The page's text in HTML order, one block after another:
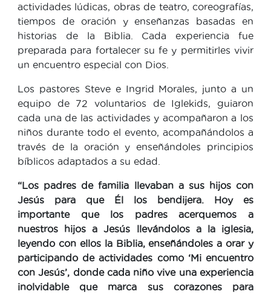
actividades lúdicas, obras de teatro, coreografías,
tiempos de oración y enseñanzas basadas en
historias de la Biblia. Cada experiencia fue
preparada para fortalecer su fe y permitirles vivir
un encuentro especial con Dios.
Los pastores Steve e Ingrid Morales, junto a un
equipo de 72 voluntarios de Iglekids, guiaron
cada una de las actividades y acompañaron a los
niños durante todo el evento, acompañándolos a
través de la oración y enseñándoles principios
bíblicos adaptados a su edad.
“Los padres de familia llevaban a sus hijos con
Jesús para que Él los bendijera. Hoy es
importante que los padres acerquemos a
nuestros hijos a Jesús llevándolos a la iglesia,
leyendo con ellos la Biblia, enseñándoles a orar y
participando de actividades como ‘Mi encuentro
con Jesús’, donde cada niño vive una experiencia
inolvidable que marca sus corazones para